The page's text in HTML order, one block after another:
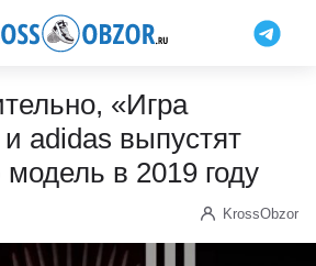
«Игра
adidas выпустят
в 2019 году
KrossObzor